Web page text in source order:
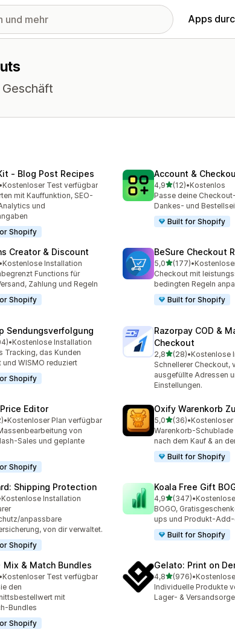
Apps
‑ Blog Post Recipes
insgesamt
•Kostenloser Test verfügbar
mit Kauffunktion, SEO-
und
Shopify
Account &
4,9von 5 Sternen
(12)
12 Rezensionen
•Kostenlos
Passe deine
Dankes- und
Built for Shopify
Creator & Discount
insgesamt
•Kostenlose Installation
Functions für
Zahlung und Regeln
Shopify
BeSure Checkout
5,0von 5 Sternen
(177)
177 Rezensionen
•
Checkout mit
bedingten Regeln
Built for Shopify
Sendungsverfolgung
insgesamt
•Kostenlose Installation
Tracking, das Kunden
WISMO reduziert
Shopify
Razorpay COD &
Checkout
2,8von 5 Sternen
(28)
28 Rezensionen
•Kostenlose
Schnellerer Checkout,
ausgefüllte Adressen
Einstellungen.
Editor
insgesamt
•Kostenloser Plan verfügbar
von
Sales und geplante
Shopify
Oxify Warenkorb
5,0von 5 Sternen
(36)
36 Rezensionen
•
Warenkorb-
nach dem Kauf & an
Built for Shopify
Shipping Protection
insgesamt
Kostenlose Installation
anpassbare
von dir verwaltet.
Shopify
Koala Free Gift
4,9von 5 Sternen
(347)
347 Rezensionen
•
BOGO,
ups und Produkt-Add-
Built for Shopify
Mix & Match Bundles
insgesamt
•Kostenloser Test verfügbar
den
mit
Bundles
Shopify
Gelato: Print on
4,8von 5 Sternen
(976)
976 Rezensionen
•
Individuelle Produkte
Lager- &